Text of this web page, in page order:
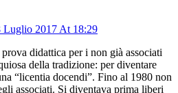
Luglio 2017 At 18:29
didattica per i non già associati
della tradizione: per diventare
“licentia docendi”. Fino al 1980 non
associati. Si diventava prima liberi